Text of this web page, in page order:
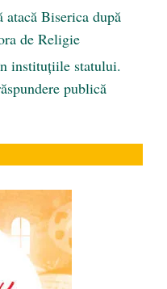
Biserica după
de Religie
instituțiile statului.
publică